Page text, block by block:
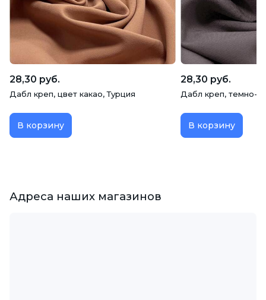
28,30 руб.
Дабл креп, цвет какао, Турция
В корзину
28,30 руб.
Дабл креп, темно-
В корзину
Адреса наших магазинов